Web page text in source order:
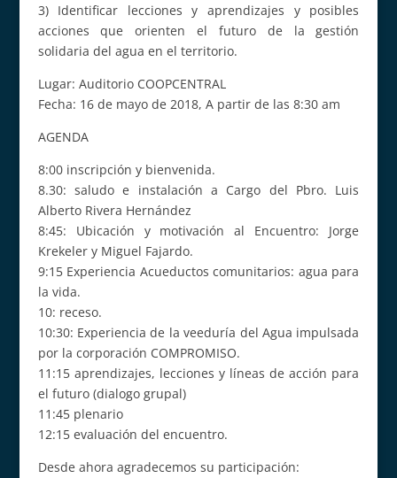
3) Identificar lecciones y aprendizajes y posibles
acciones que orienten el futuro de la gestión
solidaria del agua en el territorio.
Lugar: Auditorio COOPCENTRAL
Fecha: 16 de mayo de 2018, A partir de las 8:30 am
AGENDA
8:00 inscripción y bienvenida.
8.30: saludo e instalación a Cargo del Pbro. Luis
Alberto Rivera Hernández
8:45: Ubicación y motivación al Encuentro: Jorge
Krekeler y Miguel Fajardo.
9:15 Experiencia Acueductos comunitarios: agua para
la vida.
10: receso.
10:30: Experiencia de la veeduría del Agua impulsada
por la corporación COMPROMISO.
11:15 aprendizajes, lecciones y líneas de acción para
el futuro (dialogo grupal)
11:45 plenario
12:15 evaluación del encuentro.
Desde ahora agradecemos su participación: